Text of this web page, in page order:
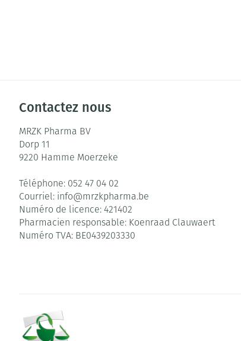
Contactez nous
MRZK Pharma BV
Dorp 11
9220 Hamme Moerzeke
Téléphone: 052 47 04 02
Courriel: info@mrzkpharma.be
Numéro de licence: 421402
Pharmacien responsable: Koenraad Clauwaert
Numéro TVA: BE0439203330